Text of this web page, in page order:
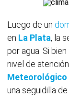
Luego de un
en La Plata, la
por agua. Si
nivel de
Meteorológico
una seguidilla